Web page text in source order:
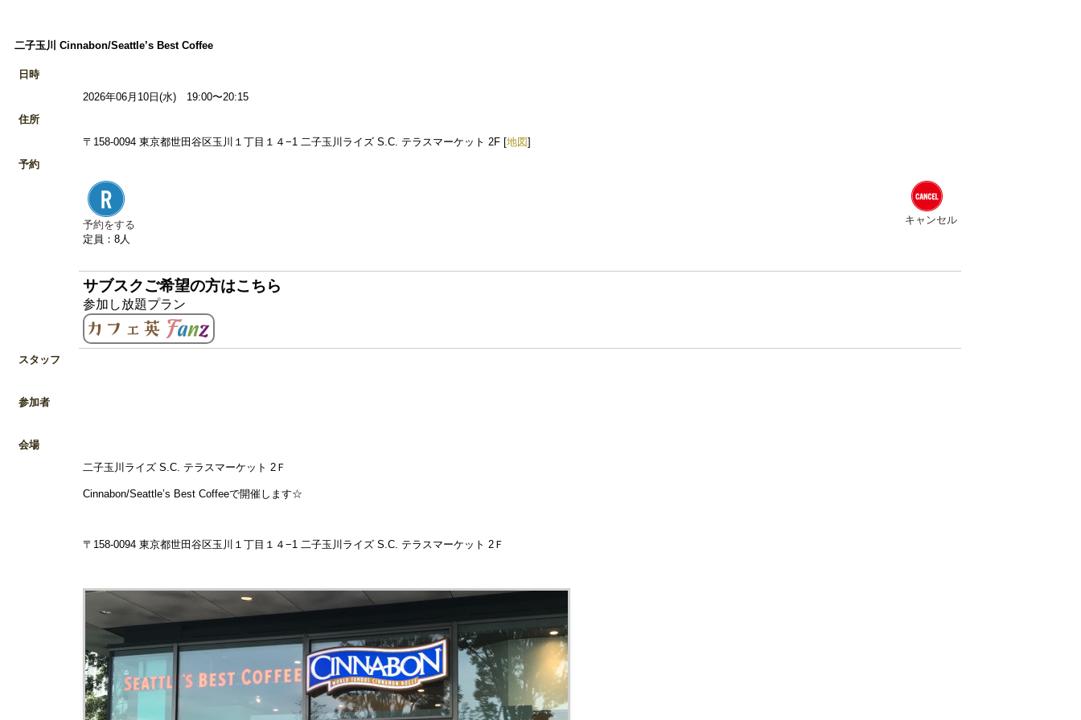
二子玉川 Cinnabon/Seattle’s Best Coffee
日時
2026年06月10日(水) 19:00〜20:15
住所
〒158-0094 東京都世田谷区玉川１丁目１４−1 二子玉川ライズ S.C. テラスマーケット 2F [地図]
予約
予約をする
定員：8人
キャンセル
サブスクご希望の方はこちら
参加し放題プラン
スタッフ
参加者
会場
二子玉川ライズ S.C. テラスマーケット 2Ｆ
Cinnabon/Seattle’s Best Coffeeで開催します☆
〒158-0094 東京都世田谷区玉川１丁目１４−1 二子玉川ライズ S.C. テラスマーケット 2Ｆ